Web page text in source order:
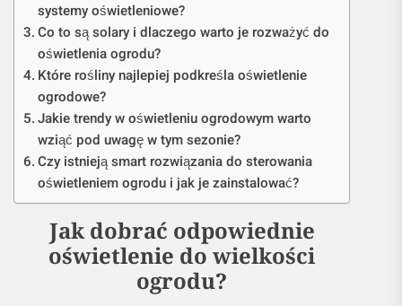
systemy oświetleniowe?
Co to są solary i dlaczego warto je rozważyć do
oświetlenia ogrodu?
Które rośliny najlepiej podkreśla oświetlenie
ogrodowe?
Jakie trendy w oświetleniu ogrodowym warto
wziąć pod uwagę w tym sezonie?
Czy istnieją smart rozwiązania do sterowania
oświetleniem ogrodu i jak je zainstalować?
Jak dobrać odpowiednie
oświetlenie do wielkości
ogrodu?